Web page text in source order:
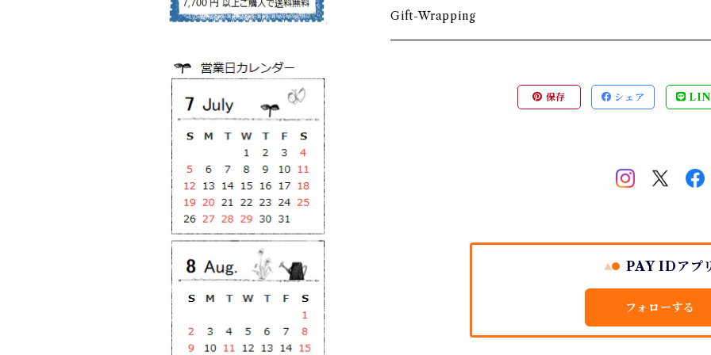
箸・箸置き
お盆
遊印
フック
本棚・収納棚
たわし
Gift-Wrapping
保存 シェア
PAY IDアプ
フォローする